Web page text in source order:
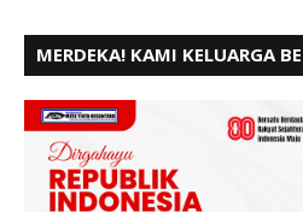
MERDEKA! KAMI KELUARGA